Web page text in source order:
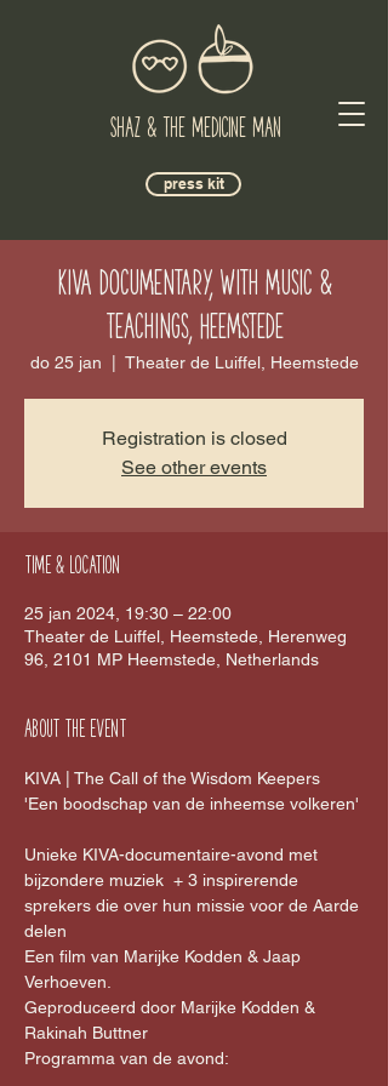
Shaz & The Medicine Man
press kit
KIVA Documentary, with music &
teachings, Heemstede
do 25 jan Theater de Luiffel, Heemstede
Registration is closed
See other events
Time & Location
25 jan 2024, 19:30 – 22:00
Theater de Luiffel, Heemstede, Herenweg
96, 2101 MP Heemstede, Netherlands
About the event
KIVA | The Call of the Wisdom Keepers
'Een boodschap van de inheemse volkeren'
Unieke KIVA-documentaire-avond met
bijzondere muziek  + 3 inspirerende
sprekers die over hun missie voor de Aarde
delen
Een film van Marijke Kodden & Jaap
Verhoeven.
Geproduceerd door Marijke Kodden &
Rakinah Buttner
Programma van de avond: